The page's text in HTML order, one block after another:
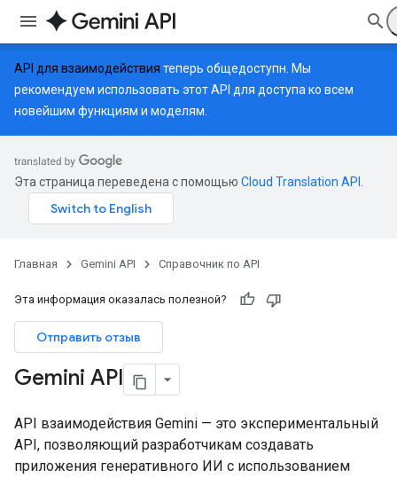
API для взаимодействия теперь общедоступн. Мы
рекомендуем использовать этот API для доступа ко всем
новейшим функциям и моделям.
Эта страница переведена с помощью Cloud Translation API
Главная Gemini API Справочник по API
Эта информация оказалась полезной?
Отправить отзыв
Gemini API
API взаимодействия Gemini — это экспериментальный
API, позволяющий разработчикам создавать
приложения генеративного ИИ с использованием